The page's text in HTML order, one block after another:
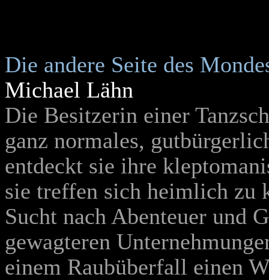
Die andere Seite des
Michael Lähn
Die Besitzerin einer
ganz normales,
entdeckt sie ihre
sie treffen sich heimlich zu
Sucht nach Abenteuer und
gewagteren
einem Raubüberfall einen